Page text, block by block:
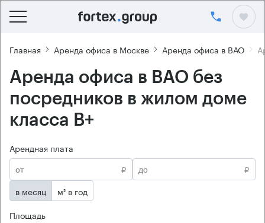
Главная Аренда офиса в Москве Аренда офиса в ВАО
Аренда офиса в ВАО без
посредников в жилом доме
класса B+
Арендная плата
₽
₽
в месяц
м² в год
Площадь